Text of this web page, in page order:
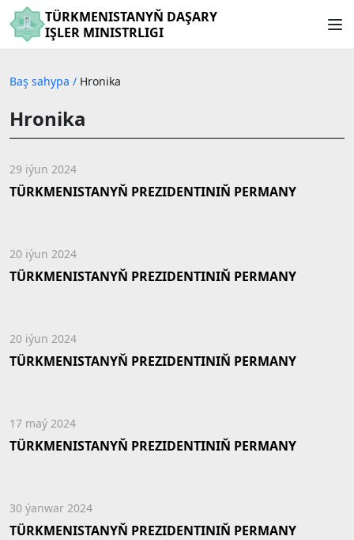
TÜRKMENISTANYŇ DAŞARY
IŞLER MINISTRLIGI
Baş sahypa / Hronika
Hronika
29 iýun 2024
TÜRKMENISTANYŇ PREZIDENTINIŇ PERMANY
20 iýun 2024
TÜRKMENISTANYŇ PREZIDENTINIŇ PERMANY
20 iýun 2024
TÜRKMENISTANYŇ PREZIDENTINIŇ PERMANY
17 maý 2024
TÜRKMENISTANYŇ PREZIDENTINIŇ PERMANY
30 ýanwar 2024
TÜRKMENISTANYŇ PREZIDENTINIŇ PERMANY